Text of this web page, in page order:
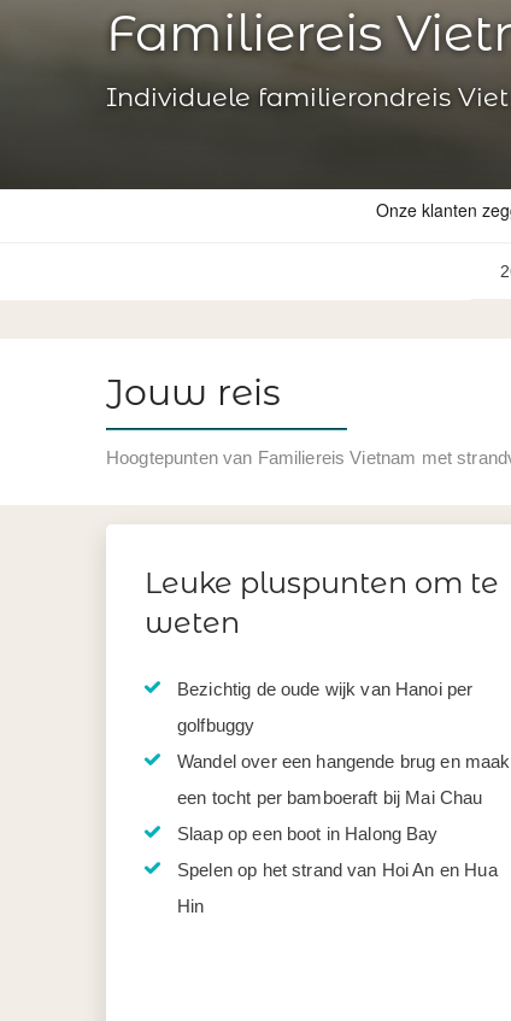
Familiereis
Individuele familierondreis
Jouw reis
Hoogtepunten van Familiereis Vietnam met
Leuke pluspunten om te
weten
Bezichtig de oude wijk van Hanoi per
golfbuggy
Wandel over een hangende brug en maak
een tocht per bamboeraft bij Mai Chau
Slaap op een boot in Halong Bay
Spelen op het strand van Hoi An en Hua
Hin